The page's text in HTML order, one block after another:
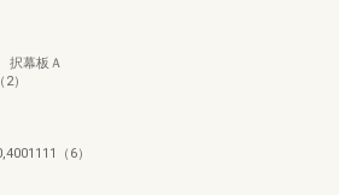
択幕板Ａ
）
（6）